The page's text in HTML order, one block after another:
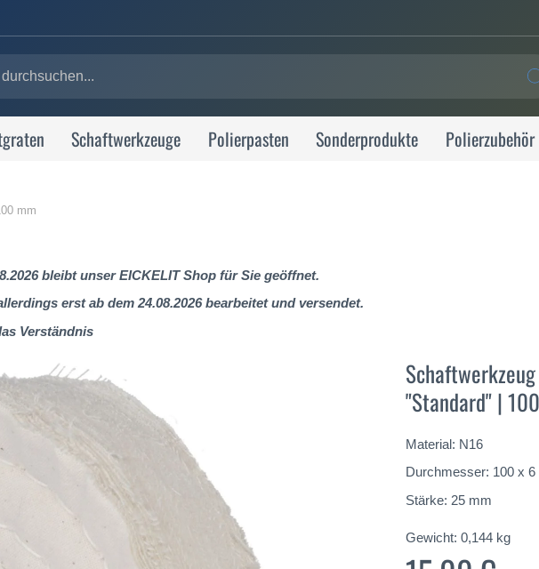
Schaftwerkzeuge Polierpasten Sonderprodukte Polierzubehör
mm
bleibt unser EICKELIT Shop für Sie geöffnet.
erst ab dem 24.08.2026 bearbeitet und versendet.
Verständnis
"Standard" |
Material: N16
Durchmesser: 100 x
Stärke: 25 mm
Gewicht: 0,144 kg